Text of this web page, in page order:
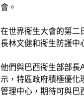
會。
在世界衞生大會的第二
長林文健和衞生防護中
他們與巴西衞生部部長
示，特區政府積極優化
管理中心，期待可與巴